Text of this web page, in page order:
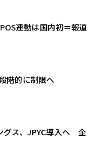
連動は国内初＝報道
階的に制限へ
グス、JPYC導入へ 企